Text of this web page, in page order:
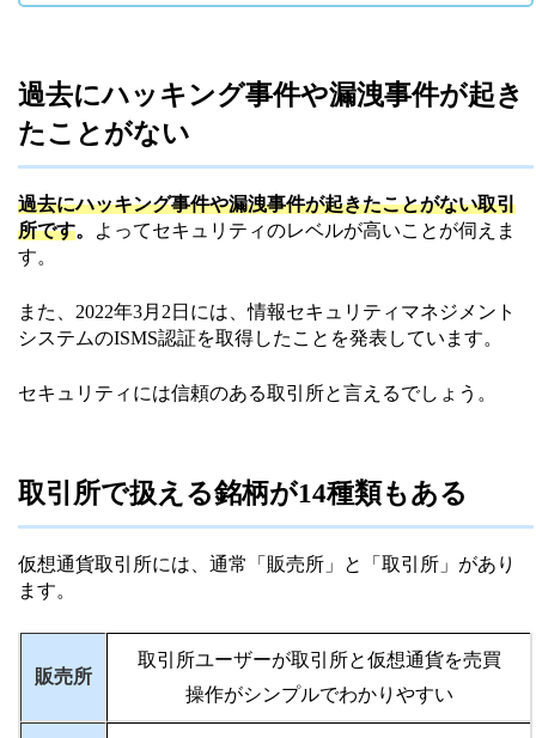
過去にハッキング事件や漏洩事件が起き
たことがない
過去にハッキング事件や漏洩事件が起きたことがない取引
所です。
よってセキュリティのレベルが高いことが伺えま
す。
また、2022年3月2日には、情報セキュリティマネジメント
システムのISMS認証を取得したことを発表しています。
セキュリティには信頼のある取引所と言えるでしょう。
取引所で扱える銘柄が14種類もある
仮想通貨取引所には、通常「販売所」と「取引所」があり
ます。
販売所
取引所ユーザーが取引所と仮想通貨を売買
操作がシンプルでわかりやすい